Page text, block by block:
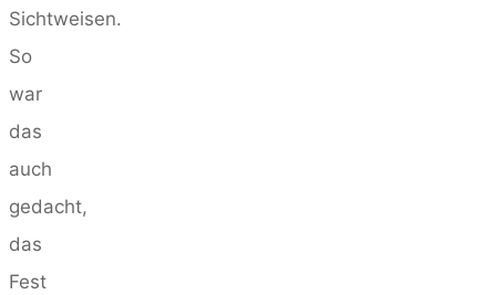
Sichtweisen.
So
war
das
auch
gedacht,
das
Fest